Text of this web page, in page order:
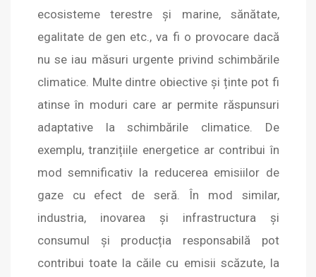
ecosisteme terestre și marine, sănătate,
egalitate de gen etc., va fi o provocare dacă
nu se iau măsuri urgente privind schimbările
climatice. Multe dintre obiective și ținte pot fi
atinse în moduri care ar permite răspunsuri
adaptative la schimbările climatice. De
exemplu, tranzițiile energetice ar contribui în
mod semnificativ la reducerea emisiilor de
gaze cu efect de seră. În mod similar,
industria, inovarea și infrastructura și
consumul și producția responsabilă pot
contribui toate la căile cu emisii scăzute, la